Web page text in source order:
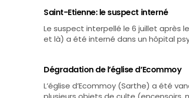
Saint-Etienne: le suspect interné
Le suspect interpellé le 6 juillet après
et là) a été interné dans un hôpital
Dégradation de l’église d’Ecommoy
L’église d’Ecommoy (Sarthe) a été